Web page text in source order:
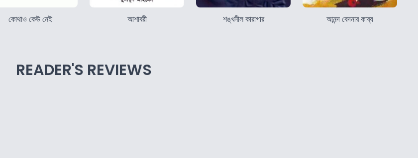
কোথাও কেউ নেই আশাবরী শঙ্খনীল কারাগার আনন্দ বেদনার কাব্য
READER'S REVIEWS